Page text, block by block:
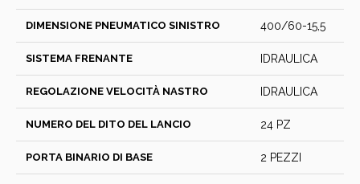
DIMENSIONE PNEUMATICO SINISTRO 400/60-15,5
SISTEMA FRENANTE IDRAULICA
REGOLAZIONE VELOCITÀ NASTRO IDRAULICA
NUMERO DEL DITO DEL LANCIO 24 PZ
PORTA BINARIO DI BASE 2 PEZZI